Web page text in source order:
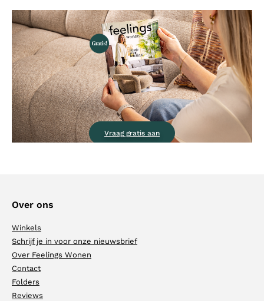
Vraag gratis aan
Over ons
Winkels
Schrijf je in voor onze nieuwsbrief
Over Feelings Wonen
Contact
Folders
Reviews